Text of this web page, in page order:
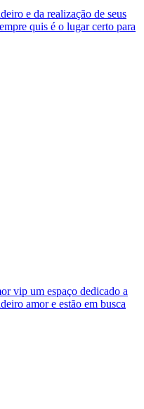
e da realização de seus
quis é o lugar certo para
vip um espaço dedicado a
amor e estão em busca